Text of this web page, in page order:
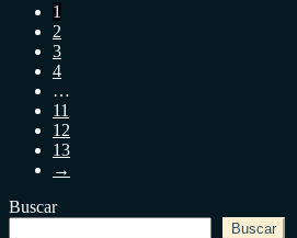
1
2
3
4
…
11
12
13
→
Buscar
Buscar